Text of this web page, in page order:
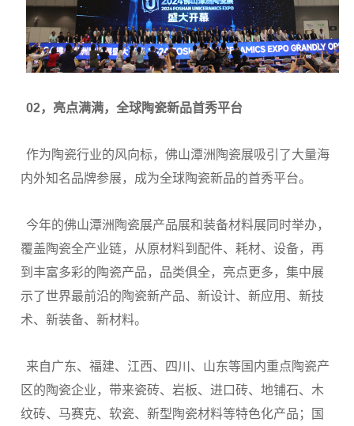
02，亮点满满，全球陶瓷新品首秀平台
作为陶瓷行业的风向标，佛山潭洲陶瓷展吸引了大量海
内外知名品牌参展，成为全球陶瓷新品的首秀平台。
今年的佛山潭洲陶瓷展产品展和装备材料展同时举办，
覆盖陶瓷全产业链，从原材料到配件、耗材、设备，再
到丰富多彩的陶瓷产品，品类俱全，亮点更多，集中展
示了世界最前沿的陶瓷新产品、新设计、新应用、新技
术、新装备、新材料。
来自广东、福建、江西、四川、山东等国内重点陶瓷产
区的陶瓷企业，带来瓷砖、岩板、进口砖、地铺石、木
纹砖、马赛克、软瓷、新型陶瓷材料等特色化产品；国